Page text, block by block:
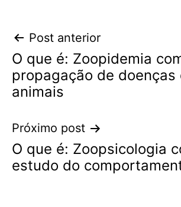
Navegação
de
Post
Post anterior
O que é: Zoopidemia
propagação de doenças
animais
Próximo post
O que é: Zoopsicologia
estudo do